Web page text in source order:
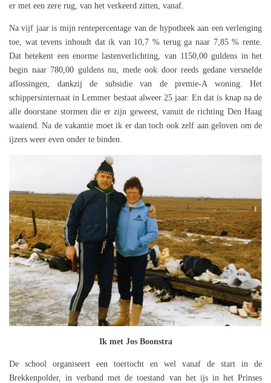
er met een zere rug, van het verkeerd zitten, vanaf.
Na vijf jaar is mijn rentepercentage van de hypotheek aan een verlenging
toe, wat tevens inhoudt dat ik van 10,7 % terug ga naar 7,85 % rente.
Dat betekent een enorme lastenverlichting, van 1150,00 guldens in het
begin naar 780,00 guldens nu, mede ook door reeds gedane versnelde
aflossingen, dankzij de subsidie van de premie-A woning. Het
schippersinternaat in Lemmer bestaat alweer 25 jaar. En dat is knap na de
alle doorstane stormen die er zijn geweest, vanuit de richting Den Haag
waaiend. Na de vakantie moet ik er dan toch ook zelf aan geloven om de
ijzers weer even onder te binden.
Ik met Jos Boonstra
De school organiseert een toertocht en wel vanaf de start in de
Brekkenpolder, in verband met de toestand van het ijs in het Prinses